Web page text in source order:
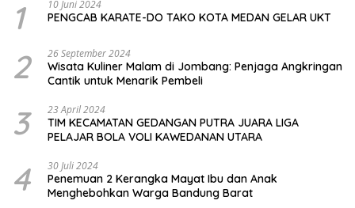
1 10 Juni 2024
PENGCAB KARATE-DO TAKO KOTA MEDAN GELAR UKT
2 26 September 2024
Wisata Kuliner Malam di Jombang: Penjaga Angkringan
Cantik untuk Menarik Pembeli
3 23 April 2024
TIM KECAMATAN GEDANGAN PUTRA JUARA LIGA
PELAJAR BOLA VOLI KAWEDANAN UTARA
4 30 Juli 2024
Penemuan 2 Kerangka Mayat Ibu dan Anak
Menghebohkan Warga Bandung Barat